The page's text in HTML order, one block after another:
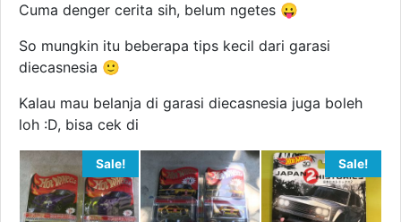
Cuma denger cerita sih, belum ngetes 😛
So mungkin itu beberapa tips kecil dari garasi
diecasnesia 🙂
Kalau mau belanja di garasi diecasnesia juga boleh
loh :D, bisa cek di
Sale! Sale!